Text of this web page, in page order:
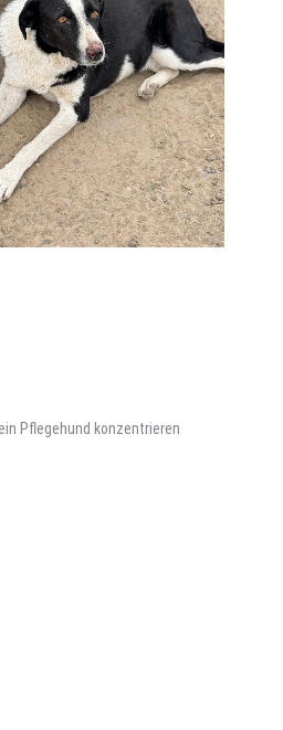
Pflegehund konzentrieren